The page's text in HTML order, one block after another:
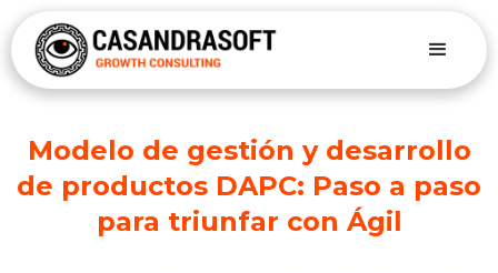
Modelo de gestión y desarrollo
de productos DAPC: Paso a paso
para triunfar con Ágil